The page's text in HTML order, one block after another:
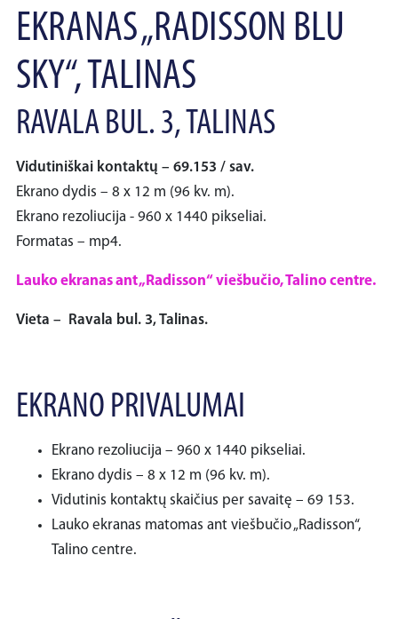
EKRANAS „RADISSON BLU
SKY“, TALINAS
RAVALA BUL. 3, TALINAS
Vidutiniškai kontaktų – 69.153 / sav.
Ekrano dydis – 8 x 12 m (96 kv. m).
Ekrano rezoliucija - 960 x 1440 pikseliai.
Formatas – mp4.
Lauko ekranas ant „Radisson“ viešbučio, Talino centre.
Vieta – Ravala bul. 3, Talinas.
EKRANO PRIVALUMAI
Ekrano rezoliucija – 960 x 1440 pikseliai.
Ekrano dydis – 8 x 12 m (96 kv. m).
Vidutinis kontaktų skaičius per savaitę – 69 153.
Lauko ekranas matomas ant viešbučio „Radisson“,
Talino centre.